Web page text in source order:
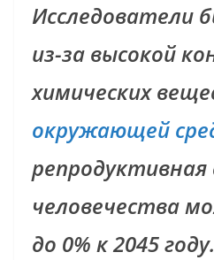
Исследователи
из-за высокой
химических
окружающей
репродуктивная
человечества
до 0% к 2045